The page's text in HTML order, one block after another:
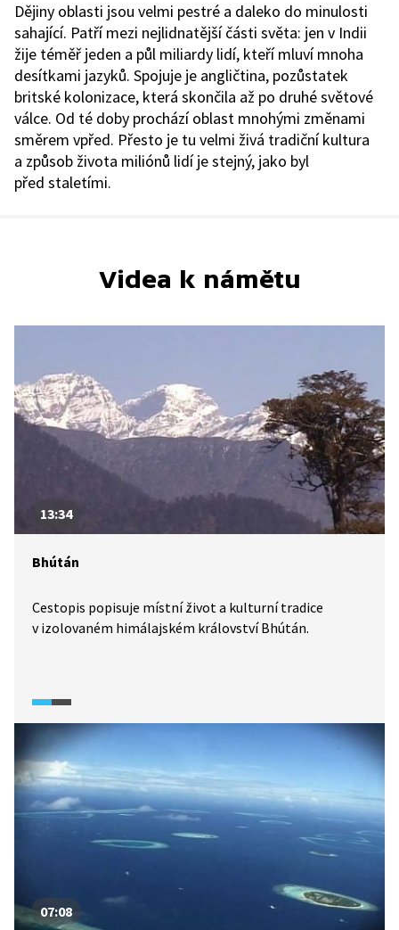
Dějiny oblasti jsou velmi pestré a daleko do minulosti
sahající. Patří mezi nejlidnatější části světa: jen v Indii
žije téměř jeden a půl miliardy lidí, kteří mluví mnoha
desítkami jazyků. Spojuje je angličtina, pozůstatek
britské kolonizace, která skončila až po druhé světové
válce. Od té doby prochází oblast mnohými změnami
směrem vpřed. Přesto je tu velmi živá tradiční kultura
a způsob života miliónů lidí je stejný, jako byl
před staletími.
Videa k námětu
13:34
Bhútán
Cestopis popisuje místní život a kulturní tradice
v izolovaném himálajském království Bhútán.
07:08